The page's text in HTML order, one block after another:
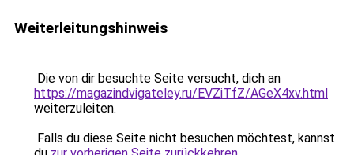
Weiterleitungshinweis
Die von dir besuchte Seite versucht, dich an
https://magazindvigateley.ru/EVZiTfZ/AGeX4xv.html
weiterzuleiten.
Falls du diese Seite nicht besuchen möchtest, kannst